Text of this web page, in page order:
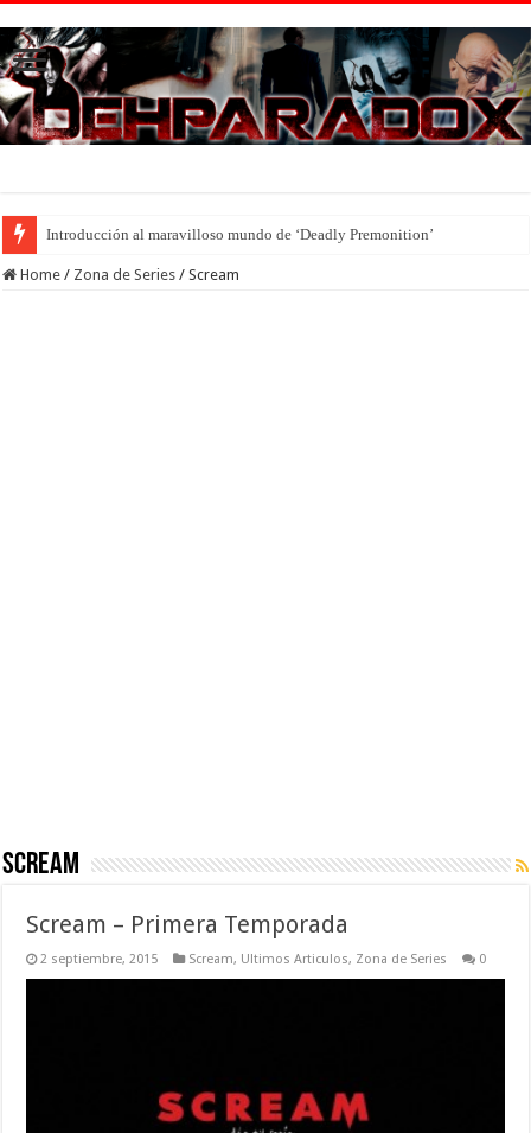
Introducción al maravilloso mundo de ‘Deadly Premonition’
Home / Zona de Series / Scream
Scream
Scream – Primera Temporada
2 septiembre, 2015 Scream, Ultimos Articulos, Zona de Series 0